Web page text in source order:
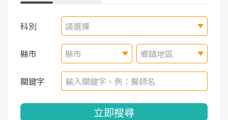
科別 請選擇
縣市 縣市 鄉鎮地區
關鍵字
立即搜尋